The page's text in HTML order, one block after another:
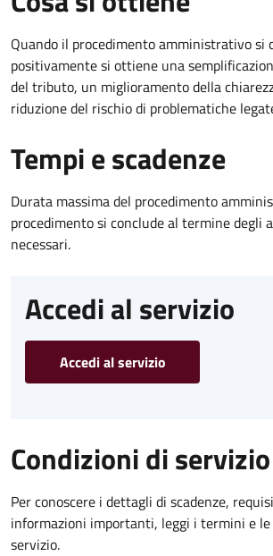
Quando il procedimento amministrativo si
positivamente si ottiene una
del tributo, un miglioramento della
riduzione del rischio di problematiche
Tempi e scadenze
Durata massima del procedimento
procedimento si conclude al termine degli
necessari.
Accedi al servizio
Accedi al servizio
Condizioni di servizio
Per conoscere i dettagli di scadenze,
informazioni importanti, leggi i termini e le
servizio.